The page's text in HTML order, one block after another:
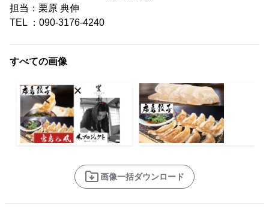
担当：栗原 典伸
TEL ：090-3176-4240
すべての画像
画像一括ダウンロード